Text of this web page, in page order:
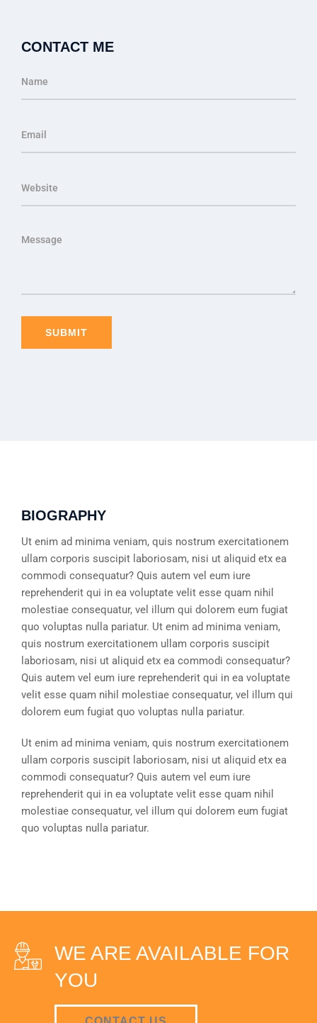
CONTACT ME
BIOGRAPHY
Ut enim ad minima veniam, quis nostrum exercitationem
ullam corporis suscipit laboriosam, nisi ut aliquid etx ea
commodi consequatur? Quis autem vel eum iure
reprehenderit qui in ea voluptate velit esse quam nihil
molestiae consequatur, vel illum qui dolorem eum fugiat
quo voluptas nulla pariatur. Ut enim ad minima veniam,
quis nostrum exercitationem ullam corporis suscipit
laboriosam, nisi ut aliquid etx ea commodi consequatur?
Quis autem vel eum iure reprehenderit qui in ea voluptate
velit esse quam nihil molestiae consequatur, vel illum qui
dolorem eum fugiat quo voluptas nulla pariatur.
Ut enim ad minima veniam, quis nostrum exercitationem
ullam corporis suscipit laboriosam, nisi ut aliquid etx ea
commodi consequatur? Quis autem vel eum iure
reprehenderit qui in ea voluptate velit esse quam nihil
molestiae consequatur, vel illum qui dolorem eum fugiat
quo voluptas nulla pariatur.
WE ARE AVAILABLE FOR
YOU